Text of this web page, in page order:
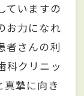
ていますの
お力になれ
者さんの利
科クリニッ
真摯に向き